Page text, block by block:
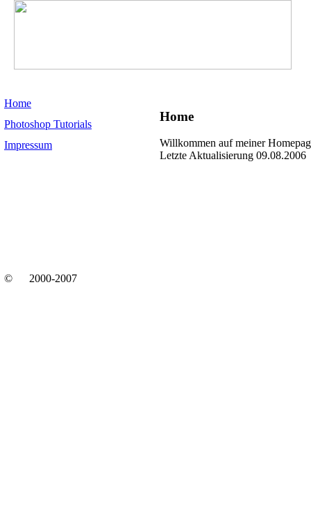
Home
Photoshop Tutorials
Impressum
© 2000-2007
Home
Willkommen auf meiner
Letzte Aktualisierung 09.08.2006